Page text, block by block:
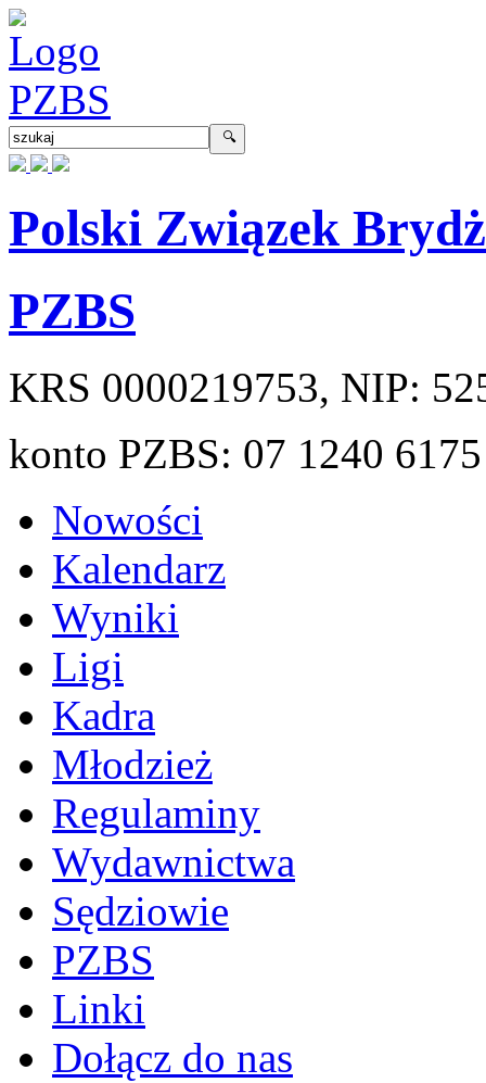
Polski Związek
PZBS
KRS 0000219753, NIP:
konto PZBS: 07 1240
Nowości
Kalendarz
Wyniki
Ligi
Kadra
Młodzież
Regulaminy
Wydawnictwa
Sędziowie
PZBS
Linki
Dołącz do nas